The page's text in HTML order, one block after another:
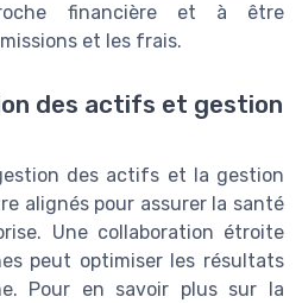
financière et à être
et les frais.
des actifs et gestion
des actifs et la gestion
alignés pour assurer la santé
Une collaboration étroite
peut optimiser les résultats
Pour en savoir plus sur la